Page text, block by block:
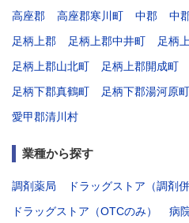
高座郡
高座郡寒川町 中郡 中
足柄上郡
足柄上郡中井町 足柄
足柄上郡山北町
足柄上郡開成町
足柄下郡真鶴町
足柄下郡湯河原町
愛甲郡清川村
業種から探す
調剤薬局
ドラッグストア（調剤併
ドラッグストア（OTCのみ）
病